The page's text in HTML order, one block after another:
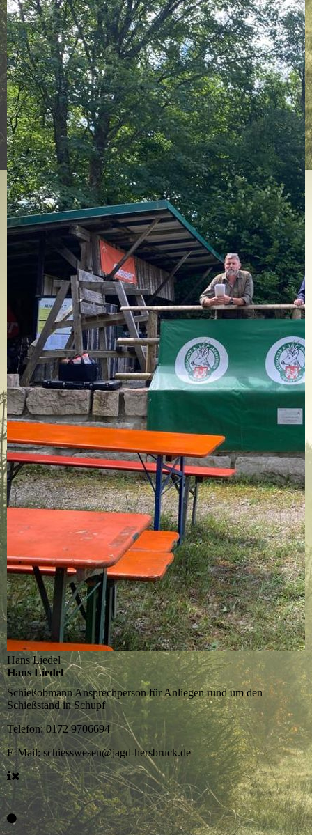
Hans Liedel
Hans Liedel
SchießobmannAnsprechperson für Anliegen rund um den
Schießstand in Schupf
Telefon:0172 9706694
E-Mail:schiesswesen@jagd-hersbruck.de